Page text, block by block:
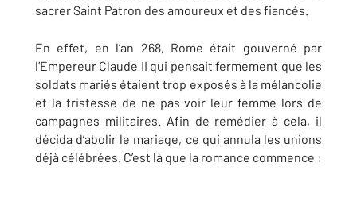
sacrer Saint Patron des amoureux et des fiancés.
En effet, en l’an 268, Rome était gouverné par
l’Empereur Claude II qui pensait fermement que les
soldats mariés étaient trop exposés à la mélancolie
et la tristesse de ne pas voir leur femme lors de
campagnes militaires. Afin de remédier à cela, il
décida d’abolir le mariage, ce qui annula les unions
déjà célébrées. C’est là que la romance commence :